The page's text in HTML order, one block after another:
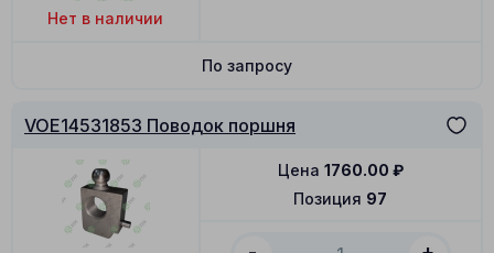
Нет в наличии
По запросу
VOE14531853 Поводок поршня
Позиция 97
Цена 1760.00 ₽